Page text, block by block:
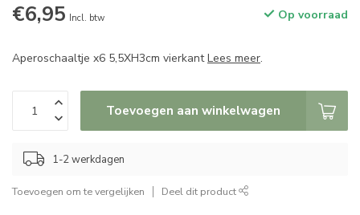
€6,95 Incl. btw Op voorraad
Aperoschaaltje x6 5,5XH3cm vierkantLees meer.
Toevoegen aan winkelwagen
1-2 werkdagen
Toevoegen om te vergelijken Deel dit product